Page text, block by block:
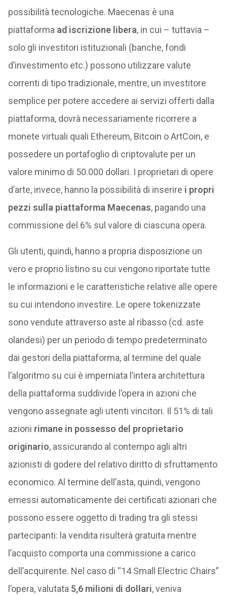
possibilità tecnologiche. Maecenas è una
piattaforma ad iscrizione libera, in cui – tuttavia –
solo gli investitori istituzionali (banche, fondi
d’investimento etc.) possono utilizzare valute
correnti di tipo tradizionale, mentre, un investitore
semplice per potere accedere ai servizi offerti dalla
piattaforma, dovrà necessariamente ricorrere a
monete virtuali quali Ethereum, Bitcoin o ArtCoin, e
possedere un portafoglio di criptovalute per un
valore minimo di 50.000 dollari. I proprietari di opere
d’arte, invece, hanno la possibilità di inserire i propri
pezzi sulla piattaforma Maecenas, pagando una
commissione del 6% sul valore di ciascuna opera.
Gli utenti, quindi, hanno a propria disposizione un
vero e proprio listino su cui vengono riportate tutte
le informazioni e le caratteristiche relative alle opere
su cui intendono investire. Le opere tokenizzate
sono vendute attraverso aste al ribasso (cd. aste
olandesi) per un periodo di tempo predeterminato
dai gestori della piattaforma, al termine del quale
l’algoritmo su cui è imperniata l’intera architettura
della piattaforma suddivide l’opera in azioni che
vengono assegnate agli utenti vincitori. Il 51% di tali
azioni rimane in possesso del proprietario
originario, assicurando al contempo agli altri
azionisti di godere del relativo diritto di sfruttamento
economico. Al termine dell’asta, quindi, vengono
emessi automaticamente dei certificati azionari che
possono essere oggetto di trading tra gli stessi
partecipanti: la vendita risulterà gratuita mentre
l’acquisto comporta una commissione a carico
dell’acquirente. Nel caso di “14 Small Electric Chairs”
l’opera, valutata 5,6 milioni di dollari, veniva